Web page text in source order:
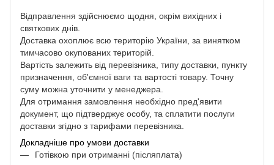
Відправлення здійснюємо щодня, окрім вихідних і
святкових днів.
Доставка охоплює всю територію України, за винятком
тимчасово окупованих територій.
Вартість залежить від перевізника, типу доставки, пункту
призначення, об'ємної ваги та вартості товару. Точну
суму можна уточнити у менеджера.
Для отримання замовлення необхідно пред'явити
документ, що підтверджує особу, та сплатити послуги
доставки згідно з тарифами перевізника.
Докладніше про умови доставки
Готівкою при отриманні (післяплата)